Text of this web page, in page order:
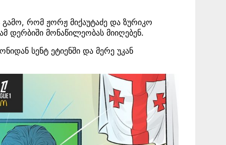
გამო, რომ ჟორჟ მიქაუტაძე და ზურიკო
დერბიში მონაწილეობას მიიღებენ.
სენტ ეტიენში და მერე უკან